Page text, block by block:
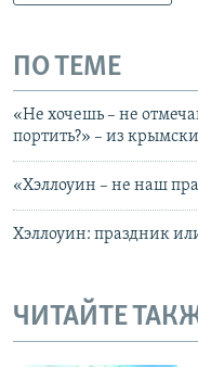
ПО ТЕМЕ
«Не хочешь – не
портить?» – из
«Хэллоуин – не наш
Хэллоуин: праздник
ЧИТАЙТЕ